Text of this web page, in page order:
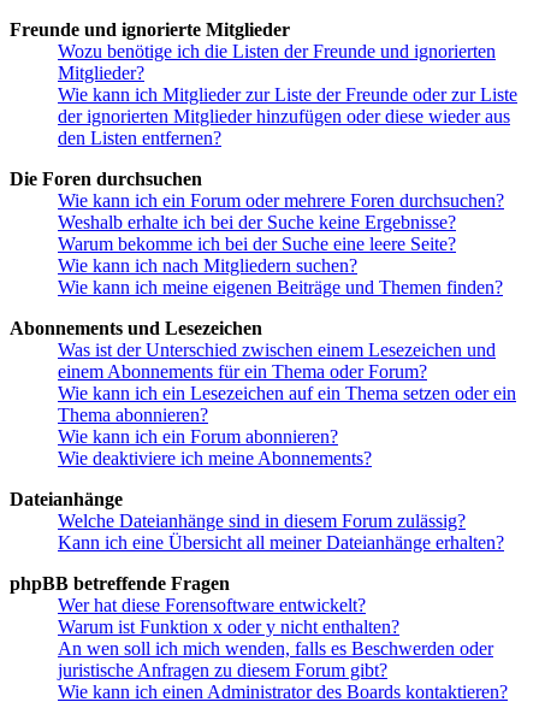
Freunde und ignorierte Mitglieder
Wozu benötige ich die Listen der Freunde und ignorierten
Mitglieder?
Wie kann ich Mitglieder zur Liste der Freunde oder zur Liste
der ignorierten Mitglieder hinzufügen oder diese wieder aus
den Listen entfernen?
Die Foren durchsuchen
Wie kann ich ein Forum oder mehrere Foren durchsuchen?
Weshalb erhalte ich bei der Suche keine Ergebnisse?
Warum bekomme ich bei der Suche eine leere Seite?
Wie kann ich nach Mitgliedern suchen?
Wie kann ich meine eigenen Beiträge und Themen finden?
Abonnements und Lesezeichen
Was ist der Unterschied zwischen einem Lesezeichen und
einem Abonnements für ein Thema oder Forum?
Wie kann ich ein Lesezeichen auf ein Thema setzen oder ein
Thema abonnieren?
Wie kann ich ein Forum abonnieren?
Wie deaktiviere ich meine Abonnements?
Dateianhänge
Welche Dateianhänge sind in diesem Forum zulässig?
Kann ich eine Übersicht all meiner Dateianhänge erhalten?
phpBB betreffende Fragen
Wer hat diese Forensoftware entwickelt?
Warum ist Funktion x oder y nicht enthalten?
An wen soll ich mich wenden, falls es Beschwerden oder
juristische Anfragen zu diesem Forum gibt?
Wie kann ich einen Administrator des Boards kontaktieren?